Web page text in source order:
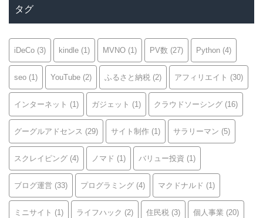
タグ
iDeCo (3) kindle (1) MVNO (1) PV数 (27) Python (4)
seo (1) YouTube (2) ふるさと納税 (2) アフィリエイト (30)
インターネット (1) ガジェット (1) クラウドソーシング (16)
グーグルアドセンス (29) サイト制作 (1) サラリーマン (5)
スクレイピング (4) ノマド (1) バリュー投資 (1)
ブログ運営 (33) プログラミング (4) マクドナルド (1)
ミニサイト (1) ライフハック (2) 住民税 (3) 個人事業 (20)